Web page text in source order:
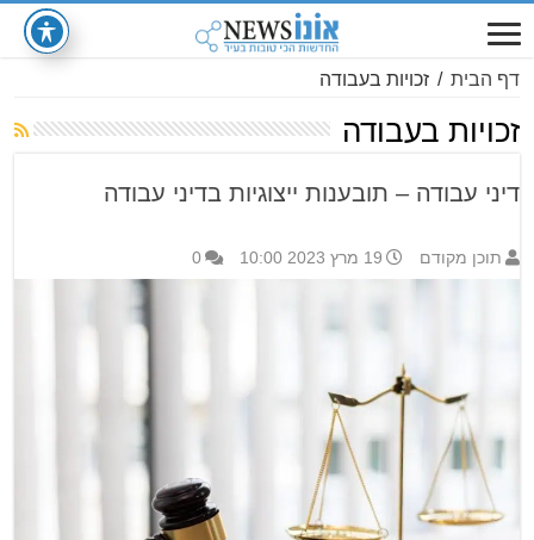
דף הבית / זכויות בעבודה
זכויות בעבודה
דיני עבודה – תובענות ייצוגיות בדיני עבודה
תוכן מקודם 19 מרץ 2023 10:00 0